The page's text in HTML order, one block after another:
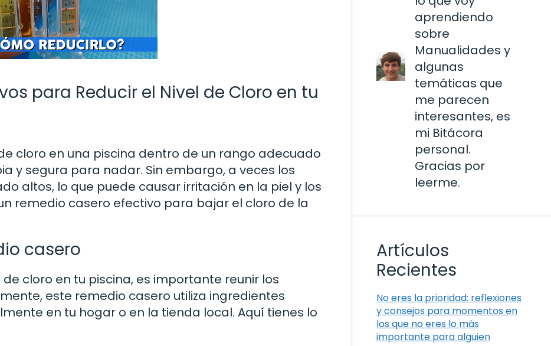
para Reducir el Nivel de Cloro en tu
cloro en una piscina dentro de un rango adecuado
y segura para nadar. Sin embargo, a veces los
altos, lo que puede causar irritación en la piel y los
remedio casero efectivo para bajar el cloro de la
casero
cloro en tu piscina, es importante reunir los
este remedio casero utiliza ingredientes
en tu hogar o en la tienda local. Aquí tienes lo
aprendiendo
sobre
Manualidades y
algunas
temáticas que
me parecen
interesantes, es
mi Bitácora
personal.
Gracias por
leerme.
Artículos
Recientes
No eres la prioridad: reflexiones
y consejos para momentos en
los que no eres lo más
importante para alguien